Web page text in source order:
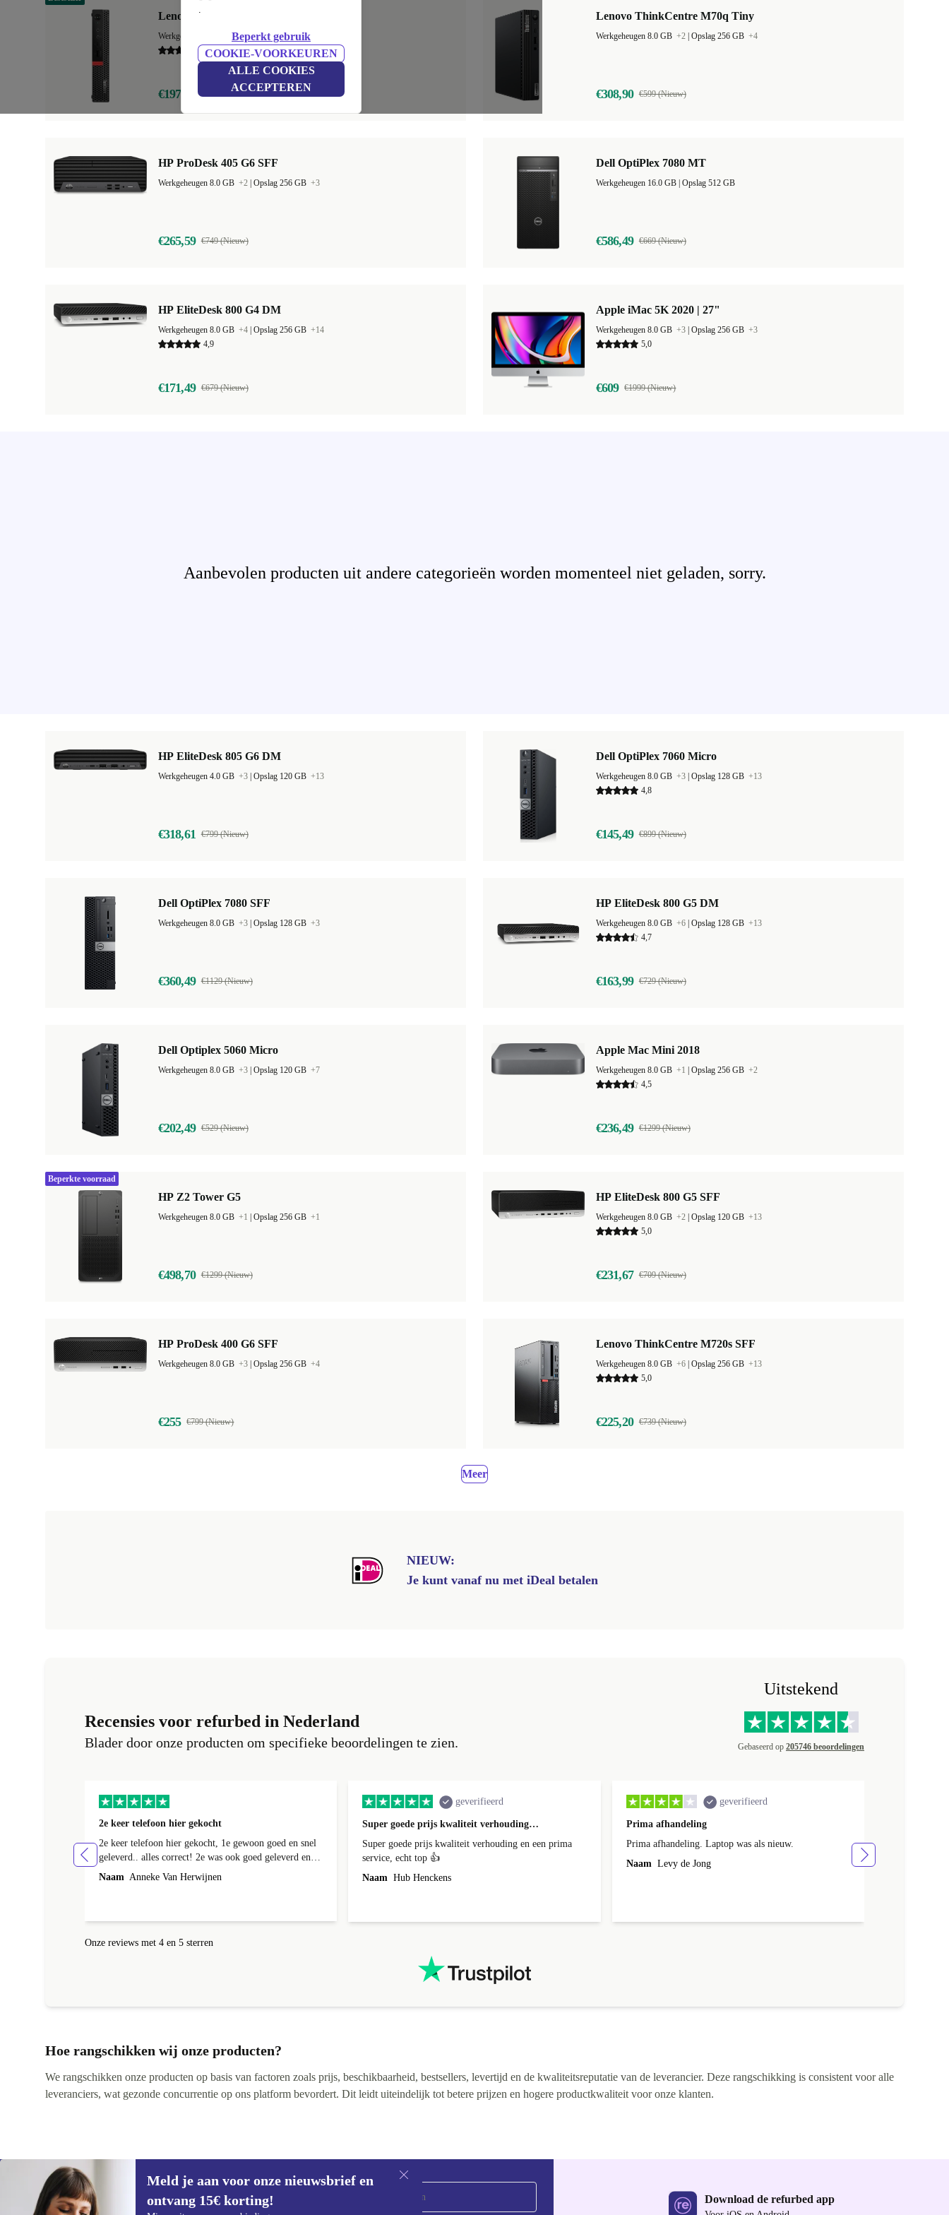
.
Beperkt gebruik
COOKIE-VOORKEUREN
ALLE COOKIES
ACCEPTEREN
Lenovo ThinkCentre M920q Tiny
Werkgeheugen 8.0 GB+3 |Opslag 128 GB+13
4,5
€197,24 €709 (Nieuw)
Lenovo ThinkCentre M70q Tiny
Werkgeheugen 8.0 GB +2 Opslag 256 GB +4
€308,90 €599 (Nieuw)
HP ProDesk 405 G6 SFF
Werkgeheugen 8.0 GB +2 Opslag 256 GB +3
€265,59 €749 (Nieuw)
Dell OptiPlex 7080 MT
Opslag 512 GB
€586,49 €669 (Nieuw)
HP EliteDesk 800 G4 DM
Werkgeheugen 8.0 GB +4 Opslag 256 GB +14
4,9
€171,49 €679 (Nieuw)
Apple iMac 5K 2020 | 27"
Werkgeheugen 8.0 GB +3 Opslag 256 GB +3
5,0
€609 €1999 (Nieuw)
Aanbevolen producten uit andere categorieën worden momenteel niet geladen, sorry.
HP EliteDesk 805 G6 DM
Werkgeheugen 4.0 GB +3 Opslag 120 GB +13
€318,61 €799 (Nieuw)
Dell OptiPlex 7060 Micro
Werkgeheugen 8.0 GB +3 Opslag 128 GB +13
4,8
€145,49 €899 (Nieuw)
Dell OptiPlex 7080 SFF
Werkgeheugen 8.0 GB +3 Opslag 128 GB +3
€360,49 €1129 (Nieuw)
HP EliteDesk 800 G5 DM
Werkgeheugen 8.0 GB +6 Opslag 128 GB +13
4,7
€163,99 €729 (Nieuw)
Dell Optiplex 5060 Micro
Werkgeheugen 8.0 GB +3 Opslag 120 GB +7
€202,49 €529 (Nieuw)
Apple Mac Mini 2018
Werkgeheugen 8.0 GB +1 Opslag 256 GB +2
4,5
€236,49 €1299 (Nieuw)
HP Z2 Tower G5
Werkgeheugen 8.0 GB +1 Opslag 256 GB +1
€498,70 €1299 (Nieuw)
Beperkte voorraad
HP EliteDesk 800 G5 SFF
Werkgeheugen 8.0 GB +2 Opslag 120 GB +13
5,0
€231,67 €709 (Nieuw)
HP ProDesk 400 G6 SFF
Werkgeheugen 8.0 GB +3 Opslag 256 GB +4
€255 €799 (Nieuw)
Lenovo ThinkCentre M720s SFF
Werkgeheugen 8.0 GB +6 Opslag 256 GB +13
5,0
€225,20 €739 (Nieuw)
Meer
NIEUW:
Je kunt vanaf nu met iDeal betalen
Recensies voor refurbed in Nederland
Blader door onze producten om specifieke beoordelingen te zien.
Uitstekend
Gebaseerd op 205746 beoordelingen
2e keer telefoon hier gekocht
2e keer telefoon hier gekocht, 1e gewoon goed en snel
geleverd.. alles correct! 2e was ook goed geleverd en
alles erbij, 1e week bij foto's liep er een streep
doorheen! Kon ik terug sturen nadat ik contact heb
Naam Anneke Van Herwijnen
geverifieerd
Super goede prijs kwaliteit verhouding…
Super goede prijs kwaliteit verhouding en een prima
service, echt top 👍
Naam Hub Henckens
geverifieerd
Prima afhandeling
Prima afhandeling. Laptop was als nieuw.
Naam Levy de Jong
Onze reviews met 4 en 5 sterren
Hoe rangschikken wij onze producten?
We rangschikken onze producten op basis van factoren zoals prijs, beschikbaarheid, bestsellers, levertijd en de kwaliteitsreputatie van de leverancier. Deze rangschikking is consistent voor alle
leveranciers, wat gezonde concurrentie op ons platform bevordert. Dit leidt uiteindelijk tot betere prijzen en hogere productkwaliteit voor onze klanten.
Meld je aan voor onze nieuwsbrief en
ontvang 15€ korting!
Meld je aan voor onze nieuwsbrief en Download de refurbed app